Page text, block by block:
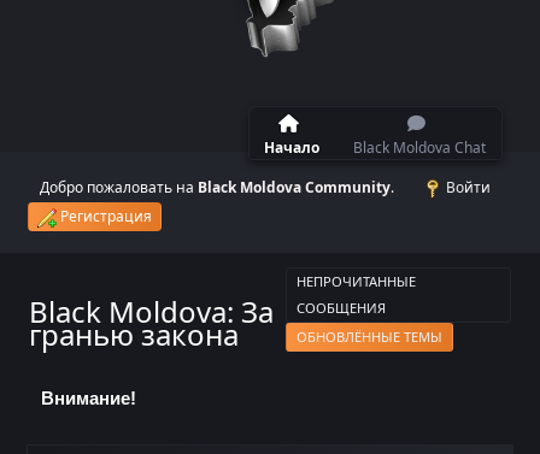
Начало
Black Moldova Chat
Добро пожаловать на Black Moldova Community.
Войти
Регистрация
Black Moldova: За
гранью закона
НЕПРОЧИТАННЫЕ
СООБЩЕНИЯ
ОБНОВЛЁННЫЕ ТЕМЫ
Внимание!